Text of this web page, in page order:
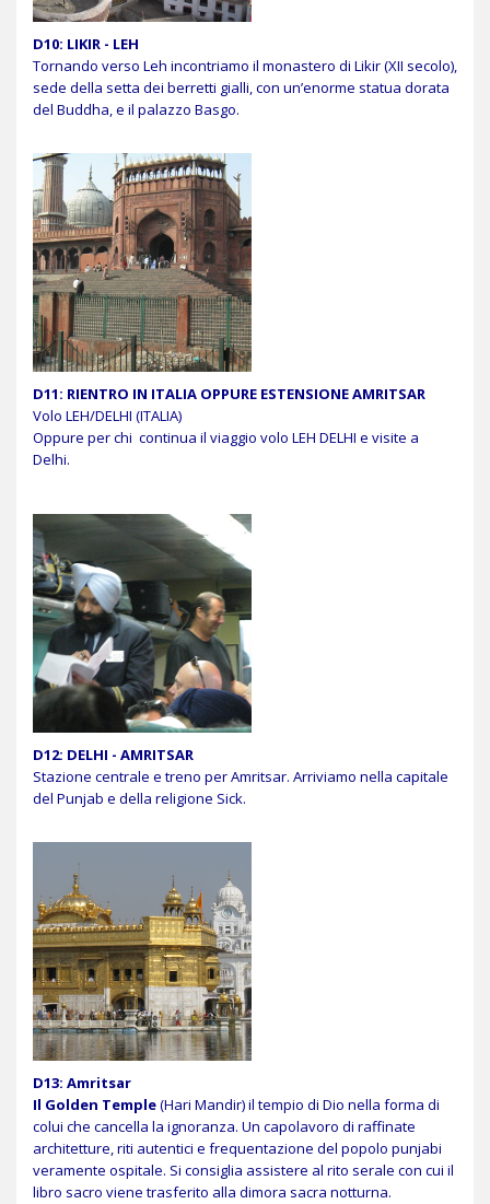
D10: LIKIR - LEH
Tornando verso Leh incontriamo il monastero di Likir (XII secolo),
sede della setta dei berretti gialli, con un’enorme statua dorata
del Buddha, e il palazzo Basgo.
D11: RIENTRO IN ITALIA OPPURE ESTENSIONE AMRITSAR
Volo LEH/DELHI (ITALIA)
Oppure per chi continua il viaggio volo LEH DELHI e visite a
Delhi.
D12: DELHI - AMRITSAR
Stazione centrale e treno per Amritsar. Arriviamo nella capitale
del Punjab e della religione Sick.
D13: Amritsar
Il Golden Temple(Hari Mandir) il tempio di Dio nella forma di
colui che cancella la ignoranza. Un capolavoro di raffinate
architetture, riti autentici e frequentazione del popolo punjabi
veramente ospitale. Si consiglia assistere al rito serale con cui il
libro sacro viene trasferito alla dimora sacra notturna.